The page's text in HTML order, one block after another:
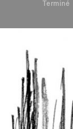
Terminé